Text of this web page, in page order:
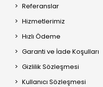
Referanslar
Hizmetlerimiz
Hızlı Ödeme
Garanti ve İade Koşulları
Gizlilik Sözleşmesi
Kullanıcı Sözleşmesi